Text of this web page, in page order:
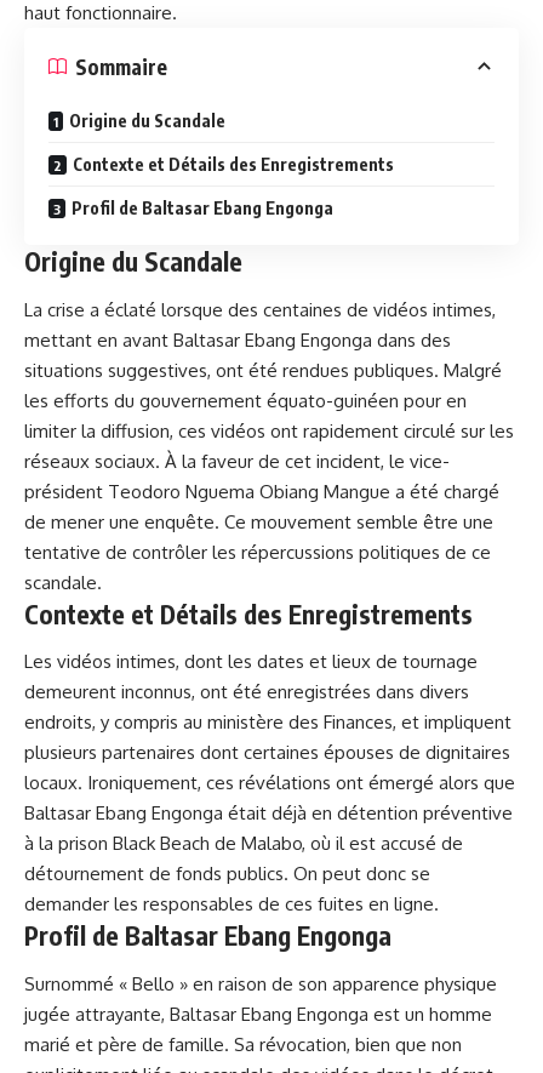
haut fonctionnaire.
Sommaire
Origine du Scandale
Contexte et Détails des Enregistrements
Profil de Baltasar Ebang Engonga
Origine du Scandale
La crise a éclaté lorsque des centaines de vidéos intimes,
mettant en avant Baltasar Ebang Engonga dans des
situations suggestives, ont été rendues publiques. Malgré
les efforts du gouvernement équato-guinéen pour en
limiter la diffusion, ces vidéos ont rapidement circulé sur les
réseaux sociaux. À la faveur de cet incident, le vice-
président Teodoro Nguema Obiang Mangue a été chargé
de mener une enquête. Ce mouvement semble être une
tentative de contrôler les répercussions politiques de ce
scandale.
Contexte et Détails des Enregistrements
Les vidéos intimes, dont les dates et lieux de tournage
demeurent inconnus, ont été enregistrées dans divers
endroits, y compris au ministère des Finances, et impliquent
plusieurs partenaires dont certaines épouses de dignitaires
locaux. Ironiquement, ces révélations ont émergé alors que
Baltasar Ebang Engonga était déjà en détention préventive
à la prison Black Beach de Malabo, où il est accusé de
détournement de fonds publics. On peut donc se
demander les responsables de ces fuites en ligne.
Profil de Baltasar Ebang Engonga
Surnommé « Bello » en raison de son apparence physique
jugée attrayante, Baltasar Ebang Engonga est un homme
marié et père de famille. Sa révocation, bien que non